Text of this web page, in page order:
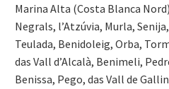
Marina Alta (Costa Blanca
Negrals, l’Atzúvia, Murla,
Teulada, Benidoleig, Orba,
das Vall d’Alcalà, Benimeli,
Benissa, Pego, das Vall de